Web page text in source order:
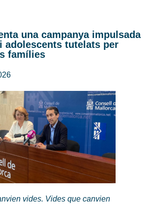
una campanya impulsada
adolescents tutelats per
famílies
vides. Vides que canvien